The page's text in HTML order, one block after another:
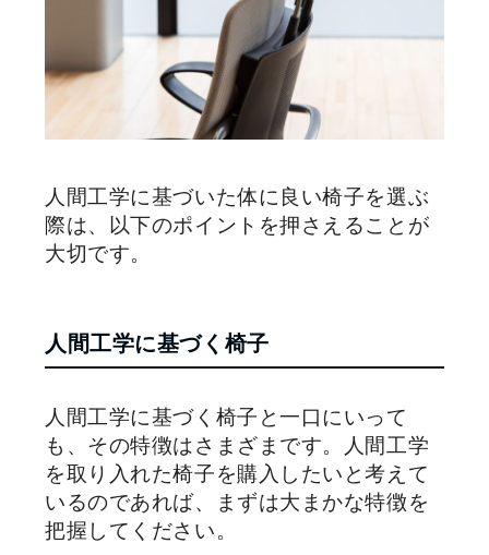
人間工学に基づいた体に良い椅子を選ぶ
際は、以下のポイントを押さえることが
大切です。
人間工学に基づく椅子
人間工学に基づく椅子と一口にいって
も、その特徴はさまざまです。人間工学
を取り入れた椅子を購入したいと考えて
いるのであれば、まずは大まかな特徴を
把握してください。